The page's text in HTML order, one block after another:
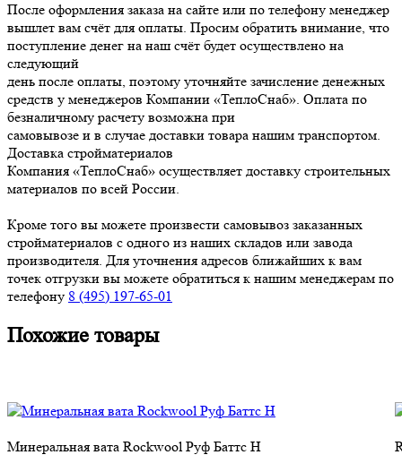
После оформления заказа на сайте или по телефону менеджер
вышлет вам счёт для оплаты. Просим обратить внимание, что
поступление денег на наш счёт будет осуществлено на
следующий
день после оплаты, поэтому уточняйте зачисление денежных
средств у менеджеров Компании «ТеплоСнаб». Оплата по
безналичному расчету возможна при
самовывозе и в случае доставки товара нашим транспортом.
Доставка стройматериалов
Компания «ТеплоСнаб» осуществляет доставку строительных
материалов по всей России.
Кроме того вы можете произвести самовывоз заказанных
стройматериалов с одного из наших складов или завода
производителя. Для уточнения адресов ближайших к вам
точек отгрузки вы можете обратиться к нашим менеджерам по
телефону 8 (495) 197-65-01
Похожие товары
Минеральная вата Rockwool Руф Баттс H